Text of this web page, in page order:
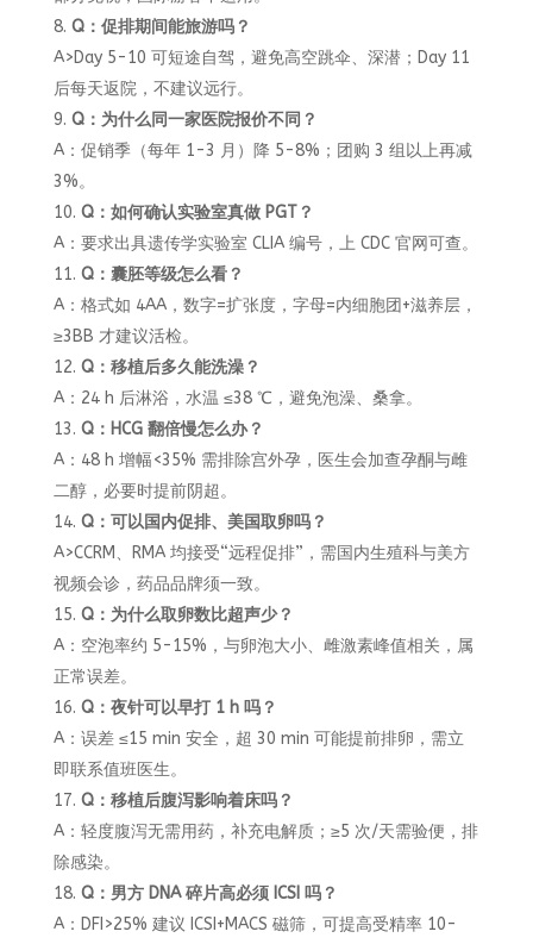
Q：促排期间能旅游吗？
A>Day 5-10 可短途自驾，避免高空跳伞、深潜；Day 11
后每天返院，不建议远行。
Q：为什么同一家医院报价不同？
A：促销季（每年 1-3 月）降 5-8%；团购 3 组以上再减
3%。
Q：如何确认实验室真做 PGT？
A：要求出具遗传学实验室 CLIA 编号，上 CDC 官网可查。
Q：囊胚等级怎么看？
A：格式如 4AA，数字=扩张度，字母=内细胞团+滋养层，
≥3BB 才建议活检。
Q：移植后多久能洗澡？
A：24 h 后淋浴，水温 ≤38 ℃，避免泡澡、桑拿。
Q：HCG 翻倍慢怎么办？
A：48 h 增幅<35% 需排除宫外孕，医生会加查孕酮与雌
二醇，必要时提前阴超。
Q：可以国内促排、美国取卵吗？
A>CCRM、RMA 均接受“远程促排”，需国内生殖科与美方
视频会诊，药品品牌须一致。
Q：为什么取卵数比超声少？
A：空泡率约 5-15%，与卵泡大小、雌激素峰值相关，属
正常误差。
Q：夜针可以早打 1 h 吗？
A：误差 ≤15 min 安全，超 30 min 可能提前排卵，需立
即联系值班医生。
Q：移植后腹泻影响着床吗？
A：轻度腹泻无需用药，补充电解质；≥5 次/天需验便，排
除感染。
Q：男方 DNA 碎片高必须 ICSI 吗？
A：DFI>25% 建议 ICSI+MACS 磁筛，可提高受精率 10-